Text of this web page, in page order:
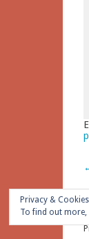
Privacy &
To find out